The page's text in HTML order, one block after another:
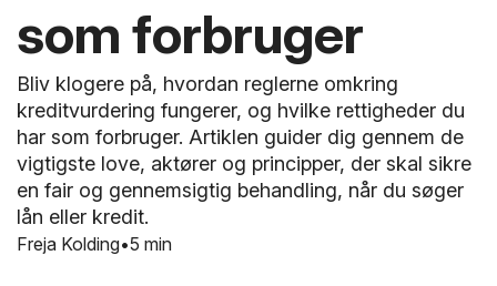
som forbruger
5 min
Bliv klogere på, hvordan reglerne omkring
kreditvurdering fungerer, og hvilke rettigheder du
har som forbruger. Artiklen guider dig gennem de
vigtigste love, aktører og principper, der skal sikre
en fair og gennemsigtig behandling, når du søger
lån eller kredit.
Freja Kolding